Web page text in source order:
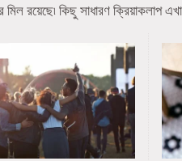
কিছু সাধারণ ক্রিয়াকলাপ